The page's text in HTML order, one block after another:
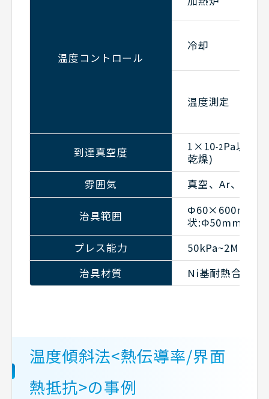
温度コントロール
冷却
温度測定
到達真空度 1×10-2 Pa以下(
乾燥)
雰囲気
真空、Ar、N
治具範囲
Φ60×600mmL
状:Φ50mm×厚
プレス能力
治具材質
Ni基耐熱合金
温度傾斜法<熱伝導率/界面
熱抵抗>の事例